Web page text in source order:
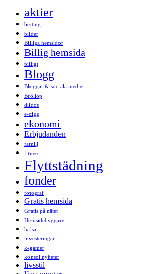
aktier
betting
bilder
Billiga hemsidor
Billig hemsida
billigt
Blogg
Bloggar & sociala medier
Bröllop
dildos
e-cigg
ekonomi
Erbjudanden
familj
fitness
Flyttstädning
fonder
fotograf
Gratis hemsida
Gratis på nätet
Hemsidebyggare
hälsa
investeringar
k-gamer
konsol nyheter
livsstil